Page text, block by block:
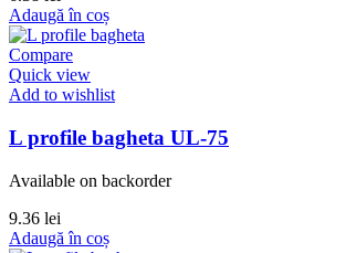
Adaugă în coș
Compare
Quick view
Add to wishlist
L profile bagheta UL-75
Available on backorder
9.36 lei
Adaugă în coș